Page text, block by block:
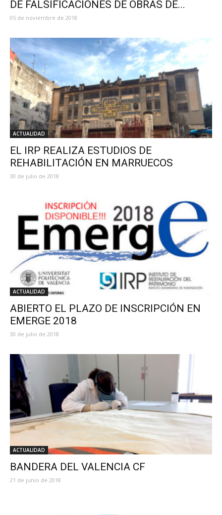
DE FALSIFICACIONES DE OBRAS DE...
05 de noviembre de 2018
ACTUALIDAD
EL IRP REALIZA ESTUDIOS DE
REHABILITACIÓN EN MARRUECOS
30 de julio de 2018
ACTUALIDAD
ABIERTO EL PLAZO DE INSCRIPCIÓN EN
EMERGE 2018
30 de julio de 2018
ACTUALIDAD
BANDERA DEL VALENCIA CF
21 de junio de 2018